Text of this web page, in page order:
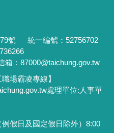
679號 統一編號：52756702
箱：87000@taichung.gov.tw
場霸凌專線】
處理單位: 人事單
假日及國定假日除外）8:00